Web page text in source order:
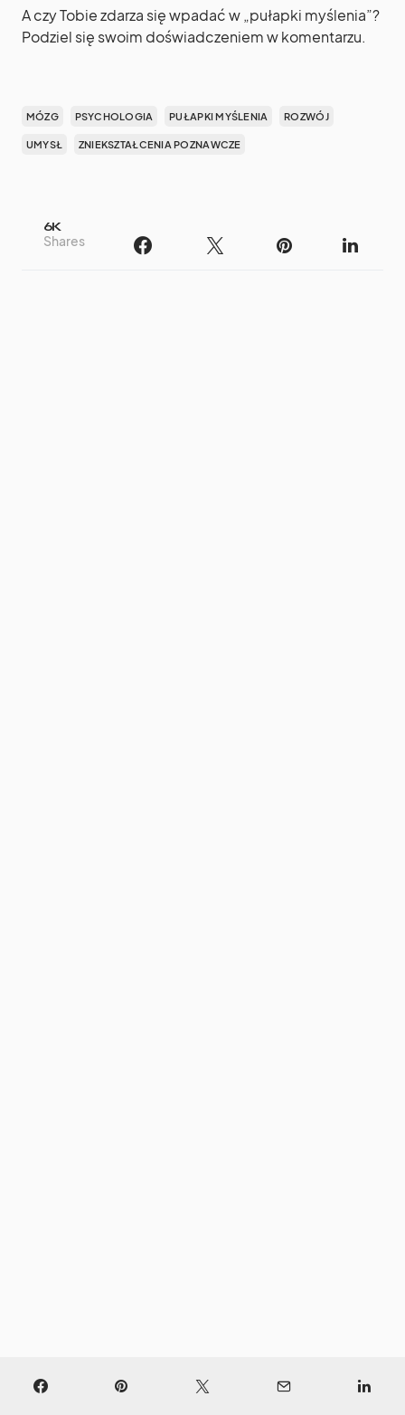
A czy Tobie zdarza się wpadać w „pułapki myślenia”?
Podziel się swoim doświadczeniem w komentarzu.
MÓZG PSYCHOLOGIA PUŁAPKI MYŚLENIA ROZWÓJ
UMYSŁ ZNIEKSZTAŁCENIA POZNAWCZE
6K
Shares